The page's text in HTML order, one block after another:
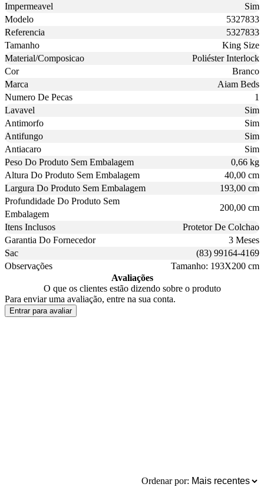
Impermeavel
Sim
Modelo
5327833
Referencia
5327833
Tamanho
King Size
Material/Composicao
Poliéster Interlock
Cor
Branco
Marca
Aiam Beds
Numero De Pecas
1
Lavavel
Sim
Antimorfo
Sim
Antifungo
Sim
Antiacaro
Sim
Peso Do Produto Sem Embalagem
0,66 kg
Altura Do Produto Sem Embalagem
40,00 cm
Largura Do Produto Sem Embalagem
193,00 cm
Profundidade Do Produto Sem
Embalagem
200,00 cm
Itens Inclusos
Protetor De Colchao
Garantia Do Fornecedor
3 Meses
Sac
(83) 99164-4169
Observações
Tamanho: 193X200 cm
Avaliações
O que os clientes estão dizendo sobre o produto
Para enviar uma avaliação, entre na sua conta.
Entrar para avaliar
Ordenar por: